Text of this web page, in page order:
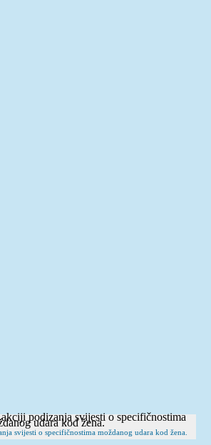
svijesti o specifičnostima moždanog udara kod žena.